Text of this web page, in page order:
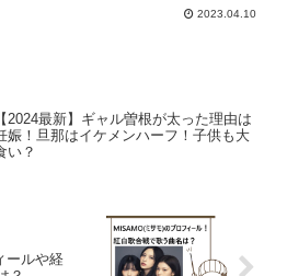
カは再婚相手(旦那・夫)は誰？第二子がい
るの？そこで今回は道端ジェシカは再婚
2023.04.10
【2024最新】ギャル曽根が太った理由は
娠！旦那はイケメンハーフ！子供も大
い？
ールや経